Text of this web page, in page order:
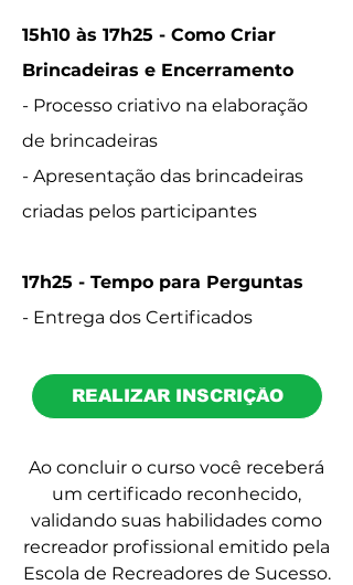
15h10 às 17h25 - Como Criar
Brincadeiras e Encerramento
- Processo criativo na elaboração
de brincadeiras
- Apresentação das brincadeiras
criadas pelos participantes
17h25 - Tempo para Perguntas
- Entrega dos Certificados
REALIZAR INSCRIÇÃO
Ao concluir o curso você receberá
um certificado reconhecido,
validando suas habilidades como
recreador profissional emitido pela
Escola de Recreadores de Sucesso.